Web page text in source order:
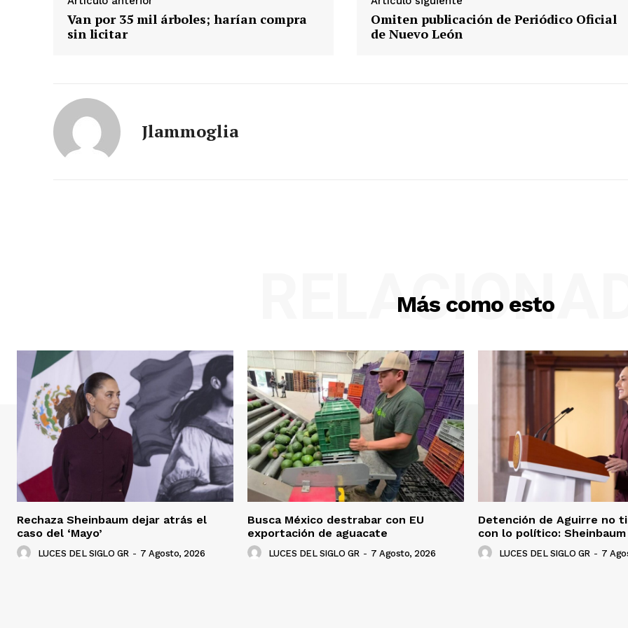
Van por 35 mil árboles; harían compra
sin licitar
Omiten publicación de Periódico Oficial
de Nuevo León
Jlammoglia
Más como esto
Rechaza Sheinbaum dejar atrás el
caso del ‘Mayo’
LUCES DEL SIGLO GR - 7 Agosto, 2026
Busca México destrabar con EU
exportación de aguacate
LUCES DEL SIGLO GR - 7 Agosto, 2026
Detención de Aguirre no
con lo político: Sheinbaum
LUCES DEL SIGLO GR - 7